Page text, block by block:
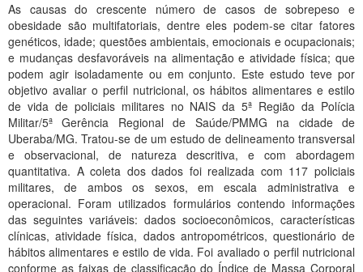
Controladoria-Geral da União
Ministério da Mulher, da Família e dos Direitos Humanos
Secretaria-Geral
Secretaria de Governo
Gabinete de Segurança Institucional
Advocacia-Geral da União
Banco Central do Brasil
Planalto
As causas do crescente número de casos de sobrepeso e
obesidade são multifatoriais, dentre eles podem-se citar fatores
genéticos, idade; questões ambientais, emocionais e ocupacionais;
e mudanças desfavoráveis na alimentação e atividade física; que
podem agir isoladamente ou em conjunto. Este estudo teve por
objetivo avaliar o perfil nutricional, os hábitos alimentares e estilo
de vida de policiais militares no NAIS da 5ª Região da Polícia
Militar/5ª Gerência Regional de Saúde/PMMG na cidade de
Uberaba/MG. Tratou-se de um estudo de delineamento transversal
e observacional, de natureza descritiva, e com abordagem
quantitativa. A coleta dos dados foi realizada com 117 policiais
militares, de ambos os sexos, em escala administrativa e
operacional. Foram utilizados formulários contendo informações
das seguintes variáveis: dados socioeconômicos, características
clínicas, atividade física, dados antropométricos, questionário de
hábitos alimentares e estilo de vida. Foi avaliado o perfil nutricional
conforme as faixas de classificação do Índice de Massa Corporal